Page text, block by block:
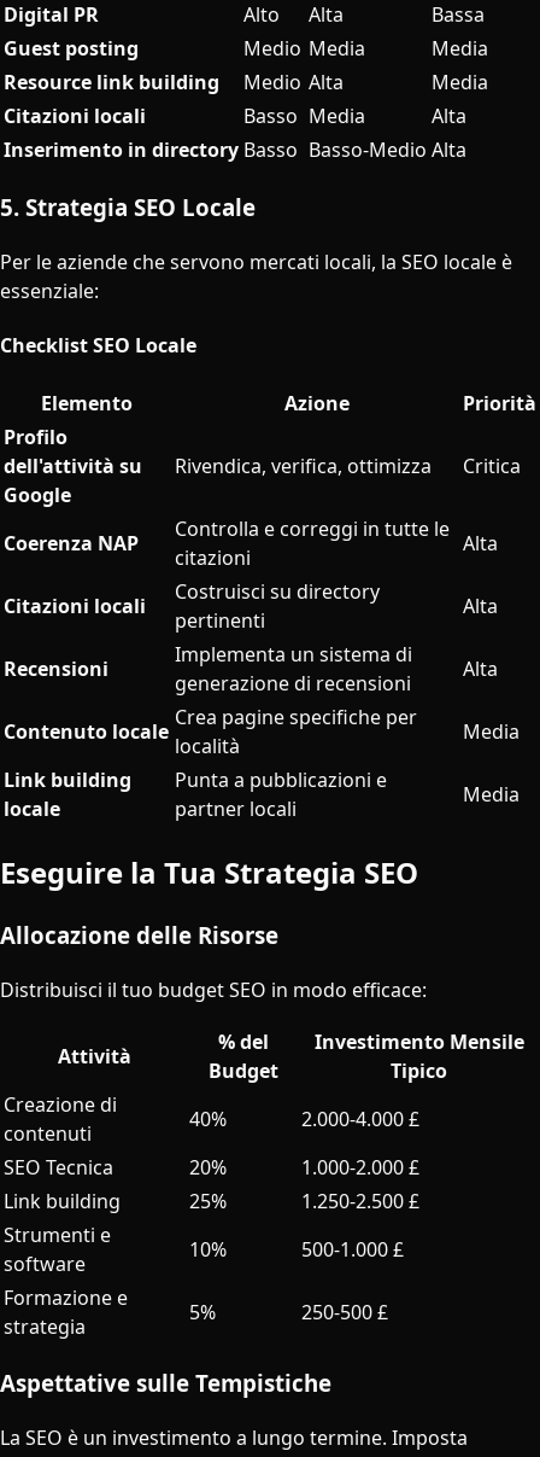
Digital PR
Alto Alta
Bassa
Guest posting
Medio Media
Media
Resource link building
Medio Alta
Media
Citazioni locali
Basso Media
Alta
Inserimento in directory Basso Basso-Medio Alta
5. Strategia SEO Locale
Per le aziende che servono mercati locali, la SEO locale è
essenziale:
Checklist SEO Locale
Elemento Azione
Priorità
Profilo
dell'attività su
Google
Rivendica, verifica, ottimizza Critica
Coerenza NAP
Controlla e correggi in tutte le
citazioni
Alta
Citazioni locali
Costruisci su directory
pertinenti
Alta
Recensioni
Implementa un sistema di
generazione di recensioni
Alta
Contenuto locale
Crea pagine specifiche per
località
Media
Link building
locale
Punta a pubblicazioni e
partner locali
Media
Eseguire la Tua Strategia SEO
Allocazione delle Risorse
Distribuisci il tuo budget SEO in modo efficace:
Attività
% del
Budget
Investimento Mensile
Tipico
Creazione di
contenuti
40%
2.000-4.000 £
SEO Tecnica
20%
1.000-2.000 £
Link building
25%
1.250-2.500 £
Strumenti e
software
10%
500-1.000 £
Formazione e
strategia
5% 250-500 £
Aspettative sulle Tempistiche
La SEO è un investimento a lungo termine. Imposta